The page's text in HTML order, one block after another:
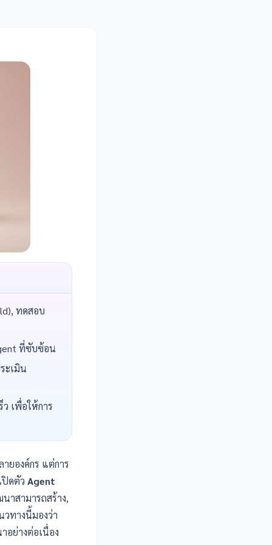
ทดสอบ
ที่ซับซ้อน
ะเมิน
ว เพื่อให้การ
ยองค์กร แต่การ
ปิดตัว Agent
าสามารถสร้าง,
ทางนี้มองว่า
อย่างต่อเนื่อง